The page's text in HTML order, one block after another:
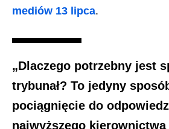
mediów 13 lipca.
„Dlaczego potrzebny jest
trybunał? To jedyny
pociągnięcie do
najwyższego